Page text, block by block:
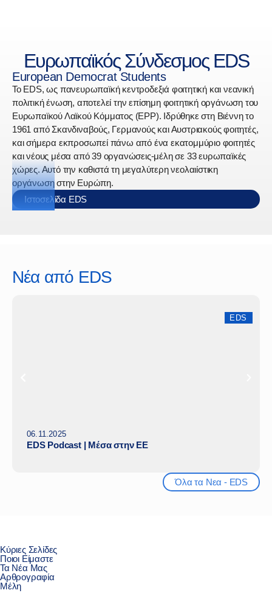
Ευρωπαϊκός Σύνδεσμος EDS
European Democrat Students
To EDS, ως πανευρωπαϊκή κεντροδεξιά φοιτητική και νεανική
πολιτική ένωση, αποτελεί την επίσημη φοιτητική οργάνωση του
Ευρωπαϊκού Λαϊκού Κόμματος (EPP). Ιδρύθηκε στη Βιέννη το
1961 από Σκανδιναβούς, Γερμανούς και Αυστριακούς φοιτητές,
και σήμερα εκπροσωπεί πάνω από ένα εκατομμύριο φοιτητές
και νέους μέσα από 39 οργανώσεις-μέλη σε 33 ευρωπαϊκές
χώρες. Αυτό την καθιστά τη μεγαλύτερη νεολαιίστικη
οργάνωση στην Ευρώπη.
Ιστοσελίδα EDS
Νέα από EDS
EDS
06.11.2025
EDS Podcast | Μέσα στην ΕΕ
Όλα τα Νεα - EDS
Κύριες Σελίδες
Ποιοι Είμαστε
Τα Νέα Μας
Αρθρογραφία
Μέλη